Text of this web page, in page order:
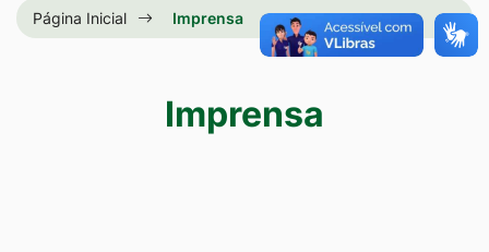
[alt+2]
Rede
Rede
Social
Rede
Social
Página Inicial Imprensa
Imprensa